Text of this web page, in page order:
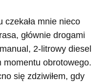
czekała mnie nieco
głównie drogami
2-litrowy diesel
obrotowego.
się zdziwiłem, gdy